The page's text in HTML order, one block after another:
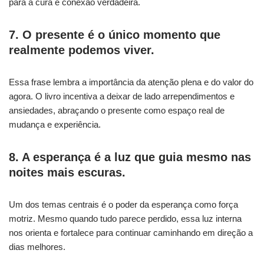
para a cura e conexão verdadeira.
7. O presente é o único momento que
realmente podemos viver.
Essa frase lembra a importância da atenção plena e do valor do
agora. O livro incentiva a deixar de lado arrependimentos e
ansiedades, abraçando o presente como espaço real de
mudança e experiência.
8. A esperança é a luz que guia mesmo nas
noites mais escuras.
Um dos temas centrais é o poder da esperança como força
motriz. Mesmo quando tudo parece perdido, essa luz interna
nos orienta e fortalece para continuar caminhando em direção a
dias melhores.